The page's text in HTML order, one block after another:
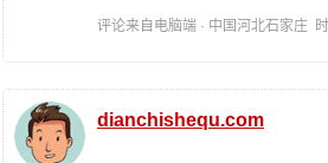
评论来自电脑端 · 中国河北石家庄
dianchishequ.com